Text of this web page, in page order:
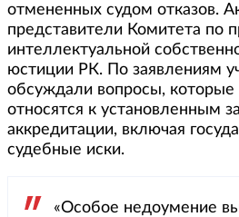
отмененных судом отказов.
представители Комитета по
интеллектуальной
юстиции РК. По заявлениям
обсуждали вопросы,
относятся к установленным
аккредитации, включая
судебные иски.
«Особое недоумение